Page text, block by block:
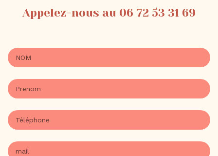
Appelez-nous au 06 72 53 31 69